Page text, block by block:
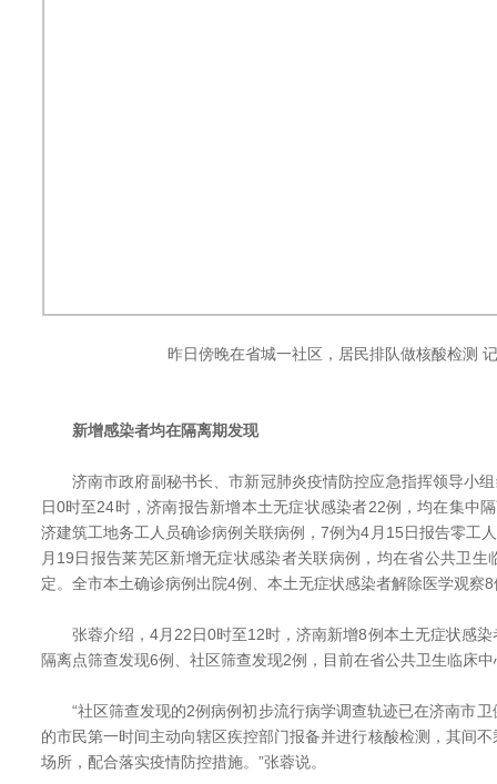
昨日傍晚在省城一社区，居民排队做核酸检测
新增感染者均在隔离期发现
济南市政府副秘书长、市新冠肺炎疫情防控应急指挥领导小组
日0时至24时，济南报告新增本土无症状感染者22例，均在集中
济建筑工地务工人员确诊病例关联病例，7例为4月15日报告零工
月19日报告莱芜区新增无症状感染者关联病例，均在省公共卫
定。全市本土确诊病例出院4例、本土无症状感染者解除医学观察8
张蓉介绍，4月22日0时至12时，济南新增8例本土无症状感染
隔离点筛查发现6例、社区筛查发现2例，目前在省公共卫生临床
“社区筛查发现的2例病例初步流行病学调查轨迹已在济南市卫
的市民第一时间主动向辖区疾控部门报备并进行核酸检测，其间
场所，配合落实疫情防控措施。”张蓉说。